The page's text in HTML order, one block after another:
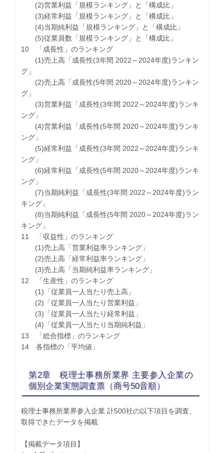
(2)営業利益「規模ランキング」と「構成比」
(3)経常利益「規模ランキング」と「構成比」
(4)当期純利益「規模ランキング」と「構成比」
(5)従業員数「規模ランキング」と「構成比」
10 「成長性」のランキング
(1)売上高「成長性(3年間 2022～2024年度)ランキン
グ」
(2)売上高「成長性(5年間 2020～2024年度)ランキン
グ」
(3)営業利益「成長性(3年間 2022～2024年度)ランキ
ング」
(4)営業利益「成長性(5年間 2020～2024年度)ランキ
ング」
(5)経常利益「成長性(3年間 2022～2024年度)ランキ
ング」
(6)経常利益「成長性(5年間 2020～2024年度)ランキ
ング」
(7)当期純利益「成長性(3年間 2022～2024年度)ラン
キング」
(8)当期純利益「成長性(5年間 2020～2024年度)ラン
キング」
11 「収益性」のランキング
(1)売上高「営業利益率ランキング」
(2)売上高「経常利益率ランキング」
(3)売上高「当期純利益率ランキング」
12 「生産性」のランキング
(1)「従業員一人当たり売上高」
(2)「従業員一人当たり営業利益」
(3)「従業員一人当たり経常利益」
(4)「従業員一人当たり当期純利益」
13 「総合指標」のランキング
14 各指標の「平均値」
第2章 税理士事務所業界 主要参入企業の
個別企業実態調査票（商号50音順）
税理士事務所業界参入企業 計500社の以下項目を調査、
取得できたデータを掲載
【掲載データ項目】